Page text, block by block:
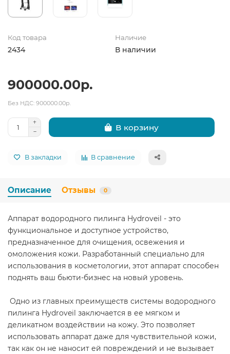
Код товара
2434
Наличие
В наличии
900000.00р.
Без НДС: 900000.00р.
В корзину
В закладки В сравнение
Описание Отзывы 0
Аппарат водородного пилинга Hydroveil - это
функциональное и доступное устройство,
предназначенное для очищения, освежения и
омоложения кожи. Разработанный специально для
использования в косметологии, этот аппарат способен
поднять ваш бьюти-бизнес на новый уровень.
Одно из главных преимуществ системы водородного
пилинга Hydroveil заключается в ее мягком и
деликатном воздействии на кожу. Это позволяет
использовать аппарат даже для чувствительной кожи,
так как он не наносит ей повреждений и не вызывает